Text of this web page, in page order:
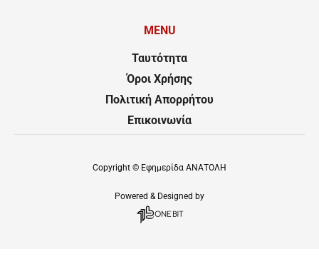
MENU
Ταυτότητα
Όροι Χρήσης
Πολιτική Απορρήτου
Επικοινωνία
Copyright © Εφημερίδα ΑΝΑΤΟΛΗ
Powered & Designed by